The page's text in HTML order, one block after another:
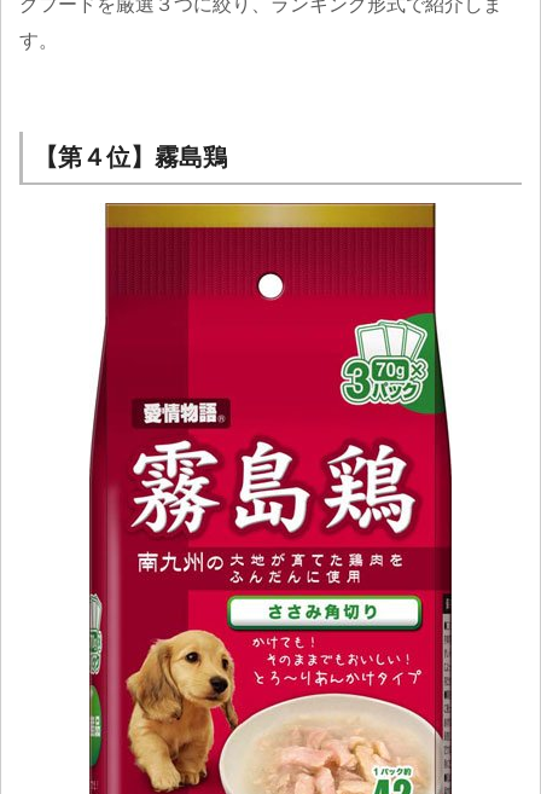
グフードを厳選３つに絞り、ランキング形式で紹介しま
す。
【第４位】霧島鶏